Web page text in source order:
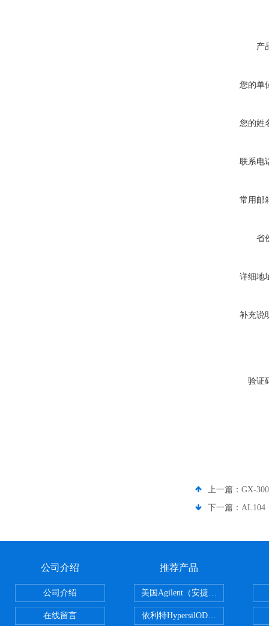
产
您的单
您的姓
联系电
常用邮
省
详细地
补充说
验证
上一篇： GX-
下一篇： AL104
公司介绍
公司介绍
在线留言
推荐产品
美国Agilent（安捷伦） PLOT色谱
依利特HypersilODS2/C18/C8/